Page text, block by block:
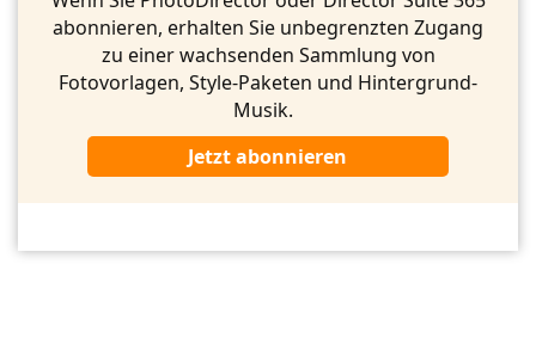
abonnieren, erhalten Sie unbegrenzten Zugang
zu einer wachsenden Sammlung von
Fotovorlagen, Style-Paketen und Hintergrund-
Musik.
Jetzt abonnieren